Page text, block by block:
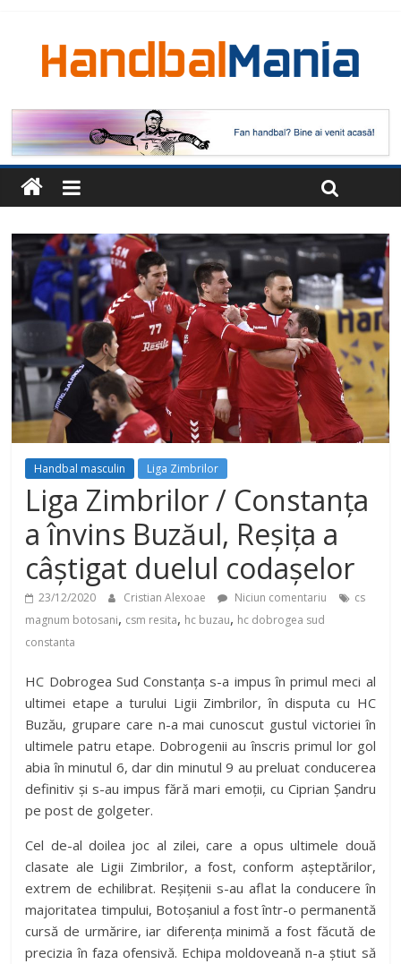
Handbal masculin Liga Zimbrilor
Liga Zimbrilor / Constanța
a învins Buzăul, Reșița a
câștigat duelul codașelor
23/12/2020 Cristian Alexoae Niciun comentariu
cs
magnum botosani, csm resita, hc buzau, hc dobrogea sud
constanta
HC Dobrogea Sud Constanța s-a impus în primul meci al
ultimei etape a turului Ligii Zimbrilor, în disputa cu HC
Buzău, grupare care n-a mai cunoscut gustul victoriei în
ultimele patru etape. Dobrogenii au înscris primul lor gol
abia în minutul 6, dar din minutul 9 au preluat conducerea
definitiv și s-au impus fără mari emoții, cu Ciprian Șandru
pe post de golgeter.
Cel de-al doilea joc al zilei, care a opus ultimele două
clasate ale Ligii Zimbrilor, a fost, conform așteptărilor,
extrem de echilibrat. Reșițenii s-au aflat la conducere în
majoritatea timpului, Botoșaniul a fost într-o permanentă
cursă de urmărire, iar diferența minimă a fost făcută de
precizia în faza ofensivă. Echipa moldoveană n-a știut să